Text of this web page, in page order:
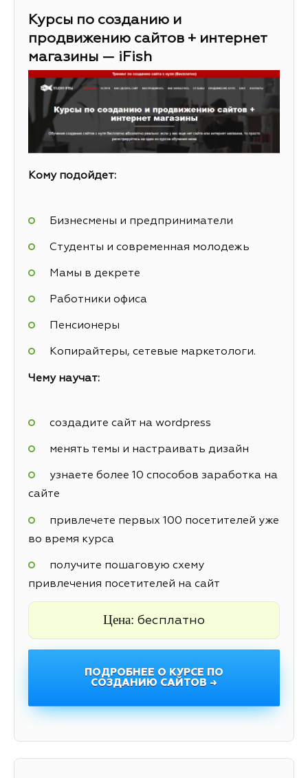
Курсы по созданию и
продвижению сайтов + интернет
магазины — iFish
Кому подойдет:
Бизнесмены и предприниматели
Студенты и современная молодежь
Мамы в декрете
Работники офиса
Пенсионеры
Копирайтеры, сетевые маркетологи.
Чему научат:
создадите сайт на wordpress
менять темы и настраивать дизайн
узнаете более 10 способов заработка на
сайте
привлечете первых 100 посетителей уже
во время курса
получите пошаговую схему
привлечения посетителей на сайт
Цена: бесплатно
ПОДРОБНЕЕ О КУРСЕ ПО
СОЗДАНИЮ САЙТОВ →